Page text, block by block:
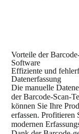
Vorteile der
Software
Effiziente und
Datenerfassung
Die manuelle
der Barcode-Scan-
können Sie Ihre
erfassen.
modernen